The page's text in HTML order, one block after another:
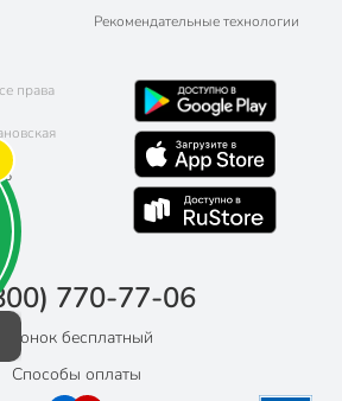
Рекомендательные технологии
права
770-77-06
Звонок бесплатный
Способы оплаты